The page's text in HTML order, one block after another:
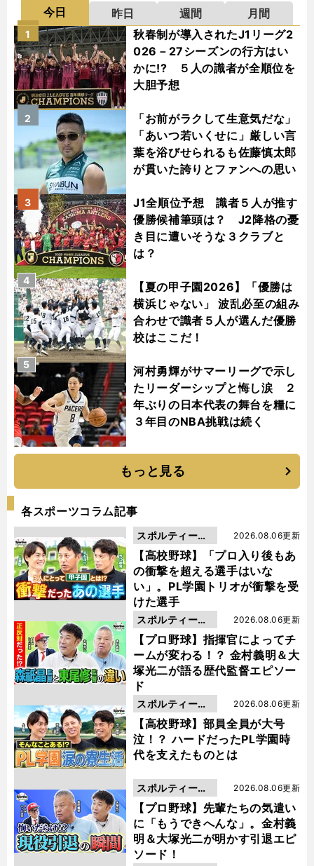
今日 昨日 週間
月間
秋春制が導入されたJ1リーグ2
026－27シーズンの行方はい
かに!? ５人の識者が全順位を
大胆予想
1
「お前がラクして生意気だな」
「あいつ若いくせに」厳しい言
葉を浴びせられるも佐藤慎太郎
が貫いた誇りとファンへの思い
2
J1全順位予想 識者５人が推す
優勝候補筆頭は？ J2降格の憂
き目に遭いそうな３クラブと
は？
3
【夏の甲子園2026】「優勝は
横浜じゃない」 波乱必至の組み
合わせで識者５人が選んだ優勝
校はここだ！
4
河村勇輝がサマーリーグで示し
たリーダーシップと悔し涙 ２
年ぶりの日本代表の舞台を糧に
３年目のNBA挑戦は続く
5
もっと見る
各スポーツコラム記事
【高校野球】「プロ入り後もあ
の衝撃を超える選手はいな
い」。PL学園トリオが衝撃を受
けた選手
2026.08.06更新
スポルティーバ
動画
【プロ野球】指揮官によってチ
ームが変わる！？ 金村義明＆大
塚光二が語る歴代監督エピソー
ド
2026.08.06更新
スポルティーバ
動画
【高校野球】部員全員が大号
泣！？ ハードだったPL学園時
代を支えたものとは
2026.08.06更新
スポルティーバ
動画
【プロ野球】先輩たちの気遣い
に「もうできへんな」。金村義
明＆大塚光二が明かす引退エピ
ソード！
2026.08.06更新
スポルティーバ
動画